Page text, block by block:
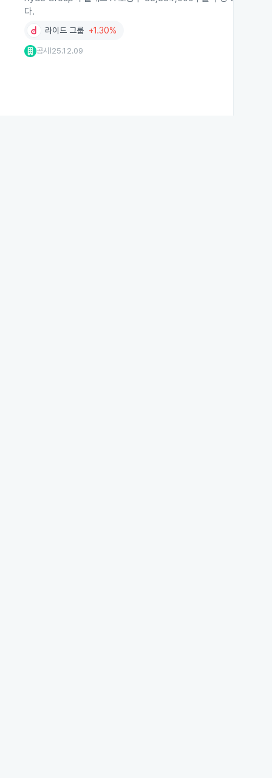
다.
라이드 그룹 +1.30%
공시 25.12.09